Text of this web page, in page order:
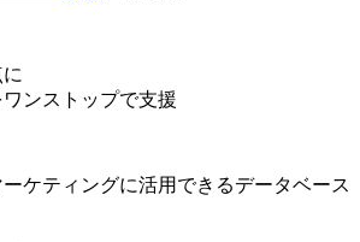
ンストップで支援
ケティングに活用できるデータベース